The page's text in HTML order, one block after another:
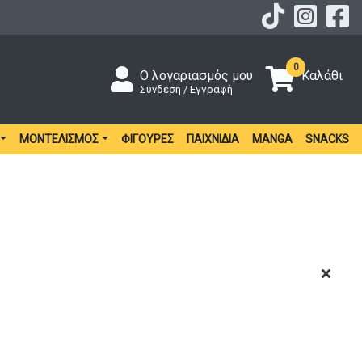
Ο λογαριασμός μου
Σύνδεση / Εγγραφή
0
Καλάθι
ΜΟΝΤΕΛΙΣΜΌΣ ΦΙΓΟΎΡΕΣ ΠΑΙΧΝΊΔΙΑ MANGA SNACKS